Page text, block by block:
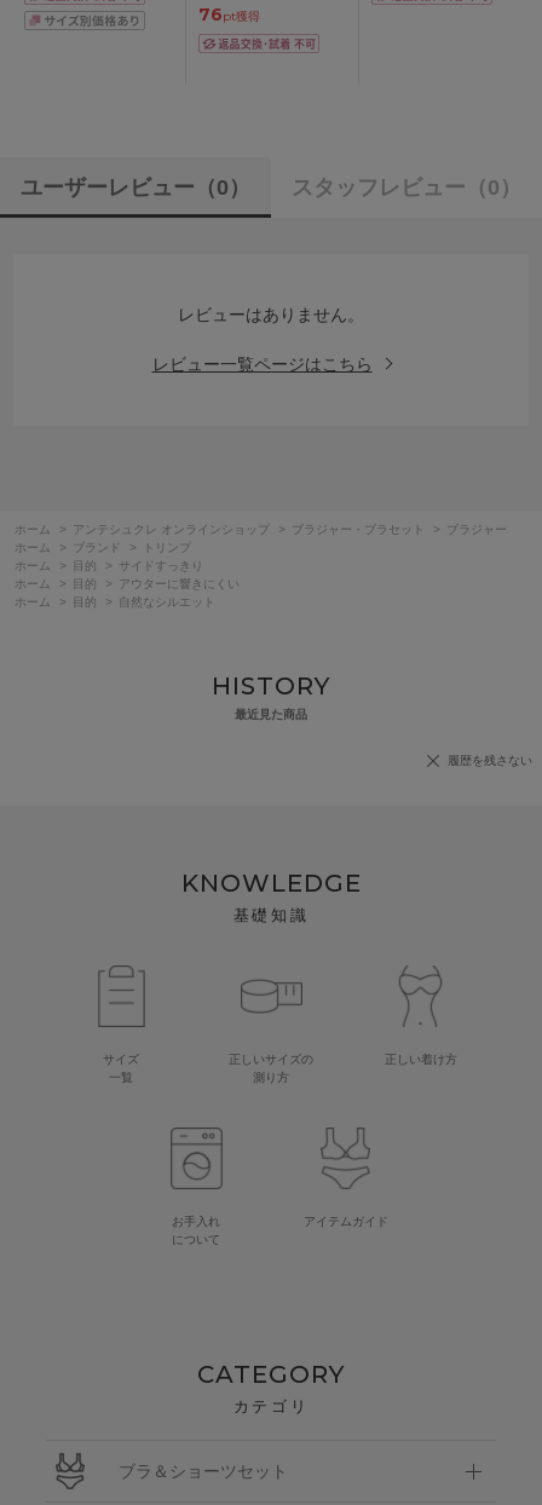
76pt獲得
ユーザーレビュー （0） スタッフレビュー （0）
レビューはありません。
レビュー一覧ページはこちら
ホーム > アンテシュクレ オンラインショップ > ブラジャー・ブラセット >
ブラジャー
ホーム
> ブランド >
トリンプ
ホーム
> 目的 >
サイドすっきり
ホーム
> 目的 >
アウターに響きにくい
ホーム
> 目的 > 自然なシルエット
HISTORY
最近見た商品
履歴を残さない
KNOWLEDGE
基礎知識
サイズ
一覧
正しいサイズの
測り方
正しい着け方
お手入れ
について
アイテムガイド
CATEGORY
カテゴリ
ブラ＆ショーツセット